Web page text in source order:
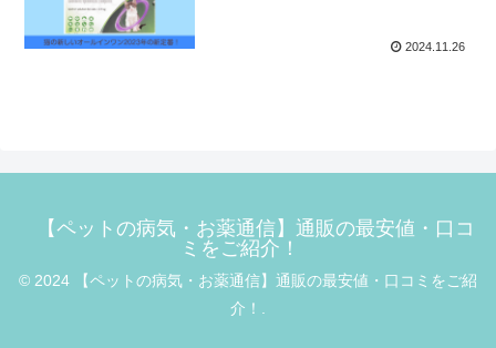
2024.11.26
【ペットの病気・お薬通信】通販の最安値・口コ
ミをご紹介！
© 2024 【ペットの病気・お薬通信】通販の最安値・口コミをご紹
介！.